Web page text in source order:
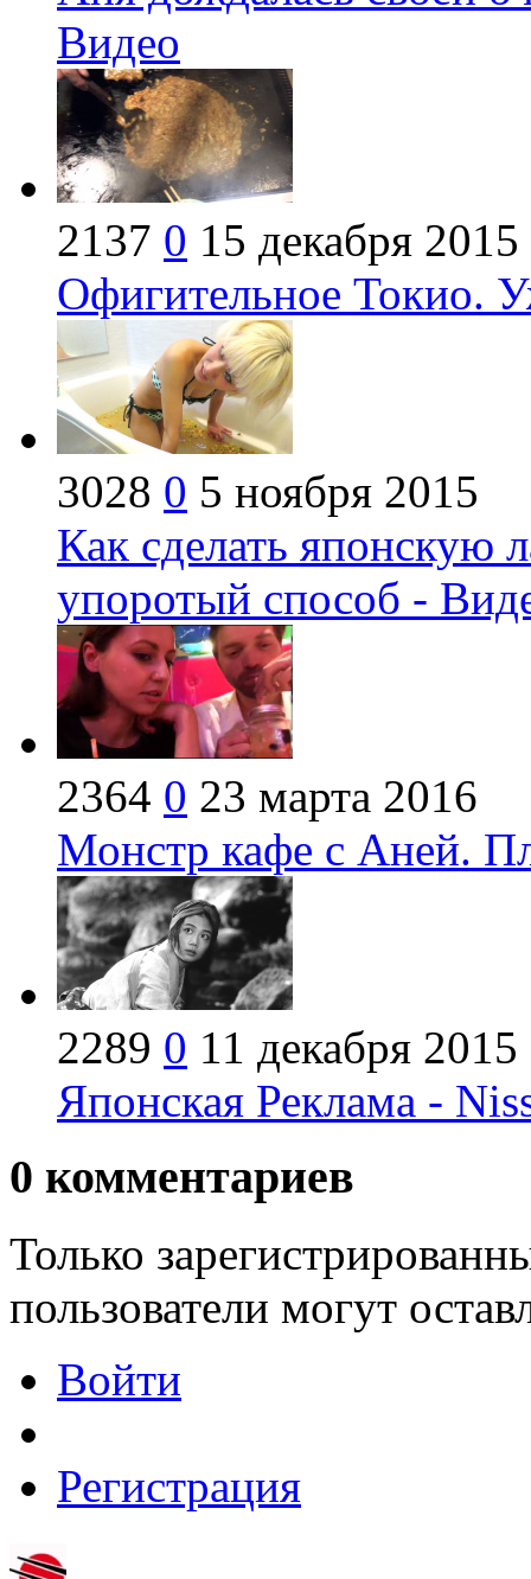
Видео
2137 0 15 декабря 2015
Офигительное Токио.
3028 0 5 ноября 2015
Как сделать японскую
упоротый способ -
2364 0 23 марта 2016
Монстр кафе с Аней.
2289 0 11 декабря 2015
Японская Реклама -
0 комментариев
Только
пользователи могут
Войти
Регистрация